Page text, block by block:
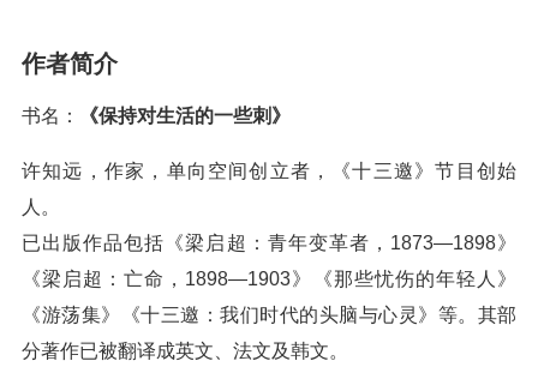
作者简介
书名： 《保持对生活的一些刺》
许知远，作家，单向空间创立者，《十三邀》节目创始
人。
已出版作品包括《梁启超：青年变革者，1873—1898》
《梁启超：亡命，1898—1903》《那些忧伤的年轻人》
《游荡集》《十三邀：我们时代的头脑与心灵》等。其部
分著作已被翻译成英文、法文及韩文。